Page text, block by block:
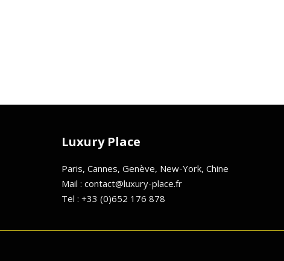
Luxury Place
Paris, Cannes, Genève, New-York, Chine
Mail : contact@luxury-place.fr
Tel : +33 (0)652 176 878